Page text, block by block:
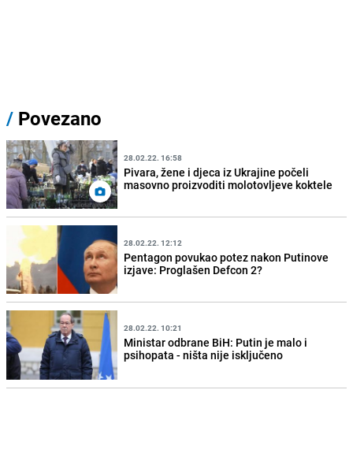
/ Povezano
28.02.22. 16:58
Pivara, žene i djeca iz Ukrajine počeli
masovno proizvoditi molotovljeve koktele
28.02.22. 12:12
Pentagon povukao potez nakon Putinove
izjave: Proglašen Defcon 2?
28.02.22. 10:21
Ministar odbrane BiH: Putin je malo i
psihopata - ništa nije isključeno